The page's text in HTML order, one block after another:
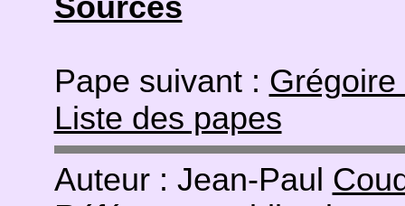
Sources
Pape suivant : Grégoire
Liste des papes
Auteur : Jean-Paul